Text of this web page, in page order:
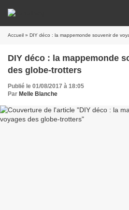
Accueil » DIY déco : la mappemonde souvenir de
DIY déco : la mappemonde
des globe-trotters
Publié le 01/08/2017 à 18:05
Par Melle Blanche